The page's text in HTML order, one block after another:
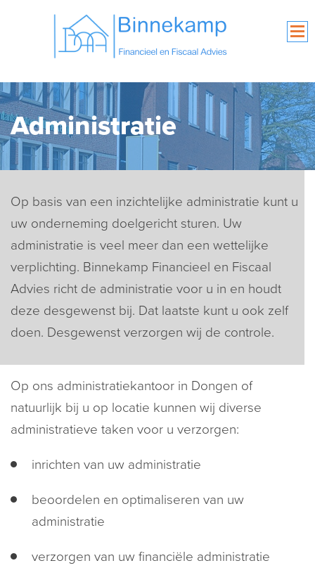
Administratie
Op basis van een inzichtelijke administratie kunt u
uw onderneming doelgericht sturen. Uw
administratie is veel meer dan een wettelijke
verplichting. Binnekamp Financieel en Fiscaal
Advies richt de administratie voor u in en houdt
deze desgewenst bij. Dat laatste kunt u ook zelf
doen. Desgewenst verzorgen wij de controle.
Op ons administratiekantoor in Dongen of
natuurlijk bij u op locatie kunnen wij diverse
administratieve taken voor u verzorgen:
inrichten van uw administratie
beoordelen en optimaliseren van uw
administratie
verzorgen van uw financiële administratie